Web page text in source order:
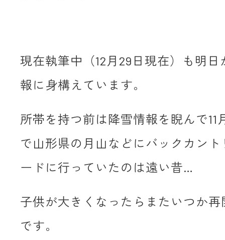
現在執筆中（12月29日現在）も明
報に身構えています。
所帯を持つ前は降雪情報を睨んで11
で山形県の月山などにバックカン
ードに行っていたのは遠い昔…
子供が大きくなったらまたいつか
です。